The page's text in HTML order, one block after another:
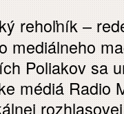
rehoľník –
mediálneho
Poliakov sa
médiá Radio